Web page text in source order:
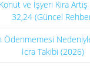
ve İşyeri Kira
32,24 (Güncel
Ödenmemesi
İcra Takibi (2026)